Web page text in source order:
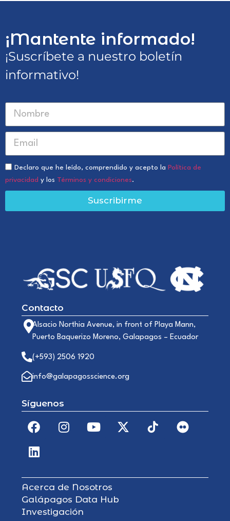
¡Mantente informado!
¡Suscríbete a nuestro boletín
informativo!
Declaro que he leído, comprendido y acepto la Política de
privacidad y los Términos y condiciones.
Suscribirme
Contacto
Alsacio Northia Avenue, in front of Playa Mann,
Puerto Baquerizo Moreno, Galapagos – Ecuador
(+593) 2506 1920
info@galapagosscience.org
Síguenos
Acerca de Nosotros
Galápagos Data Hub
Investigación